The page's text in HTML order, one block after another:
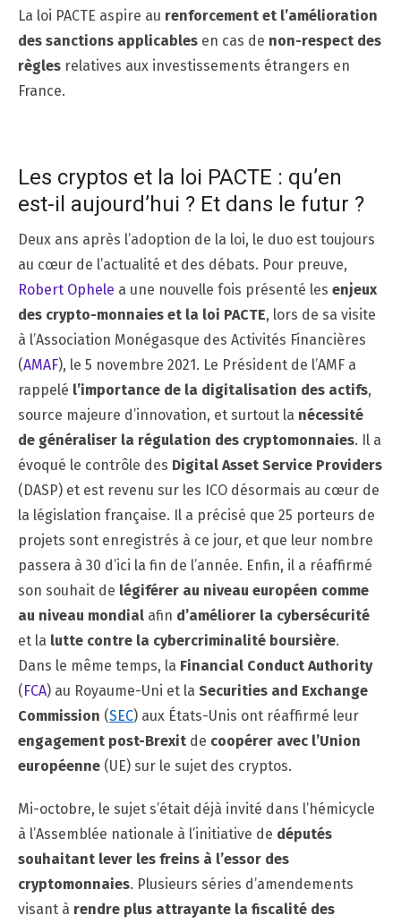
La loi PACTE aspire au renforcement et l’amélioration
des sanctions applicables en cas de non-respect des
règles relatives aux investissements étrangers en
France.
Les cryptos et la loi PACTE : qu’en
est-il aujourd’hui ? Et dans le futur ?
Deux ans après l’adoption de la loi, le duo est toujours
au cœur de l’actualité et des débats. Pour preuve,
Robert Ophele a une nouvelle fois présenté les enjeux
des crypto-monnaies et la loi PACTE, lors de sa visite
à l’Association Monégasque des Activités Financières
(AMAF), le 5 novembre 2021. Le Président de l’AMF a
rappelé l’importance de la digitalisation des actifs,
source majeure d’innovation, et surtout la nécessité
de généraliser la régulation des cryptomonnaies. Il a
évoqué le contrôle des Digital Asset Service Providers
(DASP) et est revenu sur les ICO désormais au cœur de
la législation française. Il a précisé que 25 porteurs de
projets sont enregistrés à ce jour, et que leur nombre
passera à 30 d’ici la fin de l’année. Enfin, il a réaffirmé
son souhait de légiférer au niveau européen comme
au niveau mondial afin d’améliorer la cybersécurité
et la lutte contre la cybercriminalité boursière.
Dans le même temps, la Financial Conduct Authority
(FCA) au Royaume-Uni et la Securities and Exchange
Commission (SEC) aux États-Unis ont réaffirmé leur
engagement post-Brexit de coopérer avec l’Union
européenne (UE) sur le sujet des cryptos.
Mi-octobre, le sujet s’était déjà invité dans l’hémicycle
à l’Assemblée nationale à l’initiative de députés
souhaitant lever les freins à l’essor des
cryptomonnaies. Plusieurs séries d’amendements
visant à rendre plus attrayante la fiscalité des